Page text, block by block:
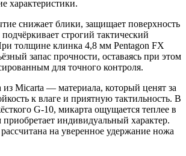
характеристики.
снижает блики, защищает поверхность
строгий тактический
толщине клинка 4,8 мм Pentagon FX
запас прочности, оставаясь при этом
для точного контроля.
из Micarta — материала, который ценят за
к влаге и приятную тактильность. В
G-10, микарта ощущается теплее в
индивидуальный характер.
на уверенное удержание ножа